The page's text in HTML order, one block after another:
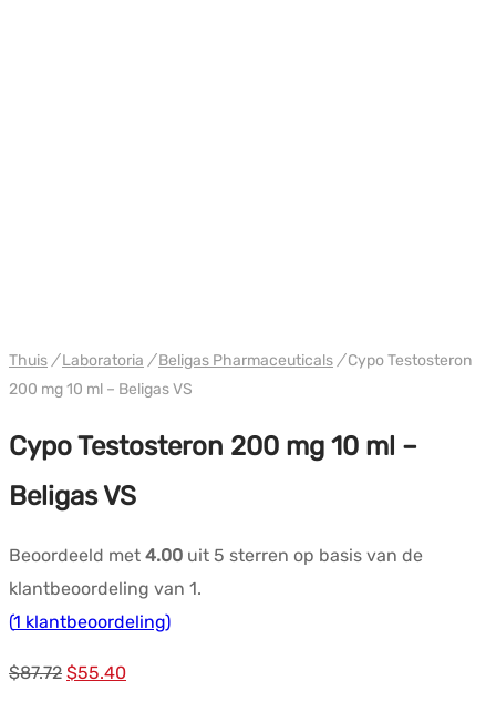
Thuis / Laboratoria / Beligas Pharmaceuticals /Cypo Testosteron
200 mg 10 ml – Beligas VS
Cypo Testosteron 200 mg 10 ml –
Beligas VS
Beoordeeld met 4.00 uit 5 sterren op basis van de
klantbeoordeling van 1.
(1 klantbeoordeling)
$87.72 Oorspronkelijke
$55.40Huidige